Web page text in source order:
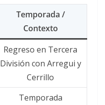
Temporada /
Contexto
Regreso en Tercera
División con Arregui y
Cerrillo
Temporada